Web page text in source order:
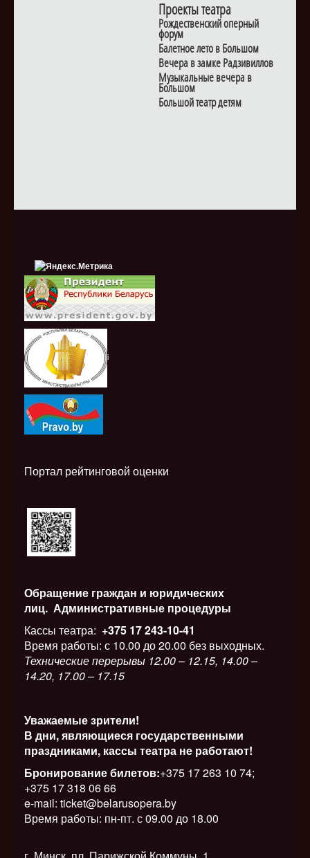
Проекты театра
Рождественский оперный
форум
Балетное лето в Большом
Вечера в замке Радзивиллов
Музыкальные вечера в
Большом
Большой театр детям
i
Портал рейтинговой оценки
Обращение граждан и юридических
лиц. Административные процедуры
Кассы театра: +375 17 243-10-41
Время работы: с 10.00 до 20.00 без выходных.
Технические перерывы 12.00 – 12.15, 14.00 –
14.20, 17.00 – 17.15
Уважаемые зрители!
В дни, являющиеся государственными
праздниками, кассы театра не работают!
Бронирование билетов:+375 17 263 10 74;
+375 17 318 06 66
e-mail: ticket@belarusopera.by
Время работы: пн-пт. с 09.00 до 18.00